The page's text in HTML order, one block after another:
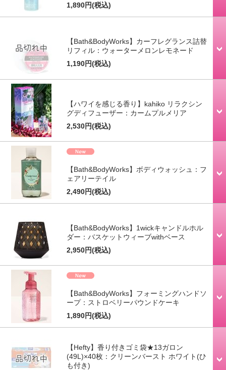
1,890円(税込)
【Bath&BodyWorks】カーフレグランス詰替
リフィル：ウォーターメロンレモネード
1,190円(税込)
【ハワイを感じる香り】kahiko リラクシン
グディフューザー：カームプルメリア
2,530円(税込)
【Bath&BodyWorks】ボディウォッシュ：フ
ェアリーテイル
2,490円(税込)
【Bath&BodyWorks】1wickキャンドルホル
ダー：バスケットウィーブwithベース
2,950円(税込)
【Bath&BodyWorks】フォーミングハンドソ
ープ：ストロベリーパウンドケーキ
1,890円(税込)
【Hefty】香り付きゴミ袋★13ガロン
(49L)×40枚：クリーンバースト ホワイト(ひ
も付き)